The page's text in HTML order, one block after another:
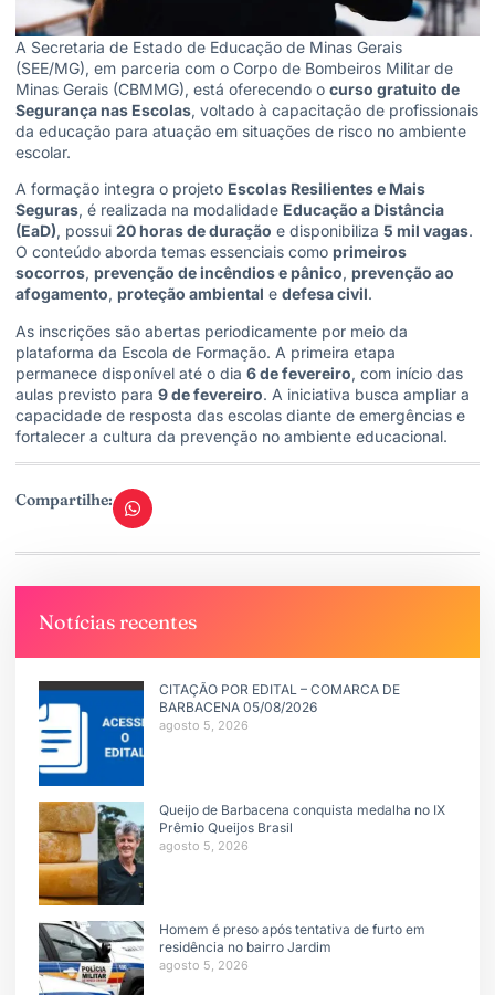
A Secretaria de Estado de Educação de Minas Gerais
(SEE/MG), em parceria com o Corpo de Bombeiros Militar de
Minas Gerais (CBMMG), está oferecendo o curso gratuito de
Segurança nas Escolas, voltado à capacitação de profissionais
da educação para atuação em situações de risco no ambiente
escolar.
A formação integra o projeto Escolas Resilientes e Mais
Seguras, é realizada na modalidade Educação a Distância
(EaD), possui 20 horas de duração e disponibiliza 5 mil vagas.
O conteúdo aborda temas essenciais como primeiros
socorros, prevenção de incêndios e pânico, prevenção ao
afogamento, proteção ambiental e defesa civil.
As inscrições são abertas periodicamente por meio da
plataforma da Escola de Formação. A primeira etapa
permanece disponível até o dia 6 de fevereiro, com início das
aulas previsto para 9 de fevereiro. A iniciativa busca ampliar a
capacidade de resposta das escolas diante de emergências e
fortalecer a cultura da prevenção no ambiente educacional.
Compartilhe:
Notícias recentes
CITAÇÃO POR EDITAL – COMARCA DE
BARBACENA 05/08/2026
agosto 5, 2026
Queijo de Barbacena conquista medalha no IX
Prêmio Queijos Brasil
agosto 5, 2026
Homem é preso após tentativa de furto em
residência no bairro Jardim
agosto 5, 2026